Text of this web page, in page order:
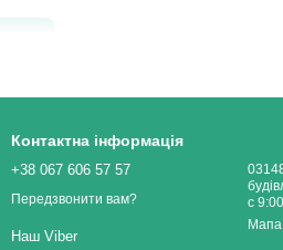
ми досягаємо максимальної
Контактна інформація
+38 067 606 57 57
Передзвонити вам?
Наш Viber
с
Мапа